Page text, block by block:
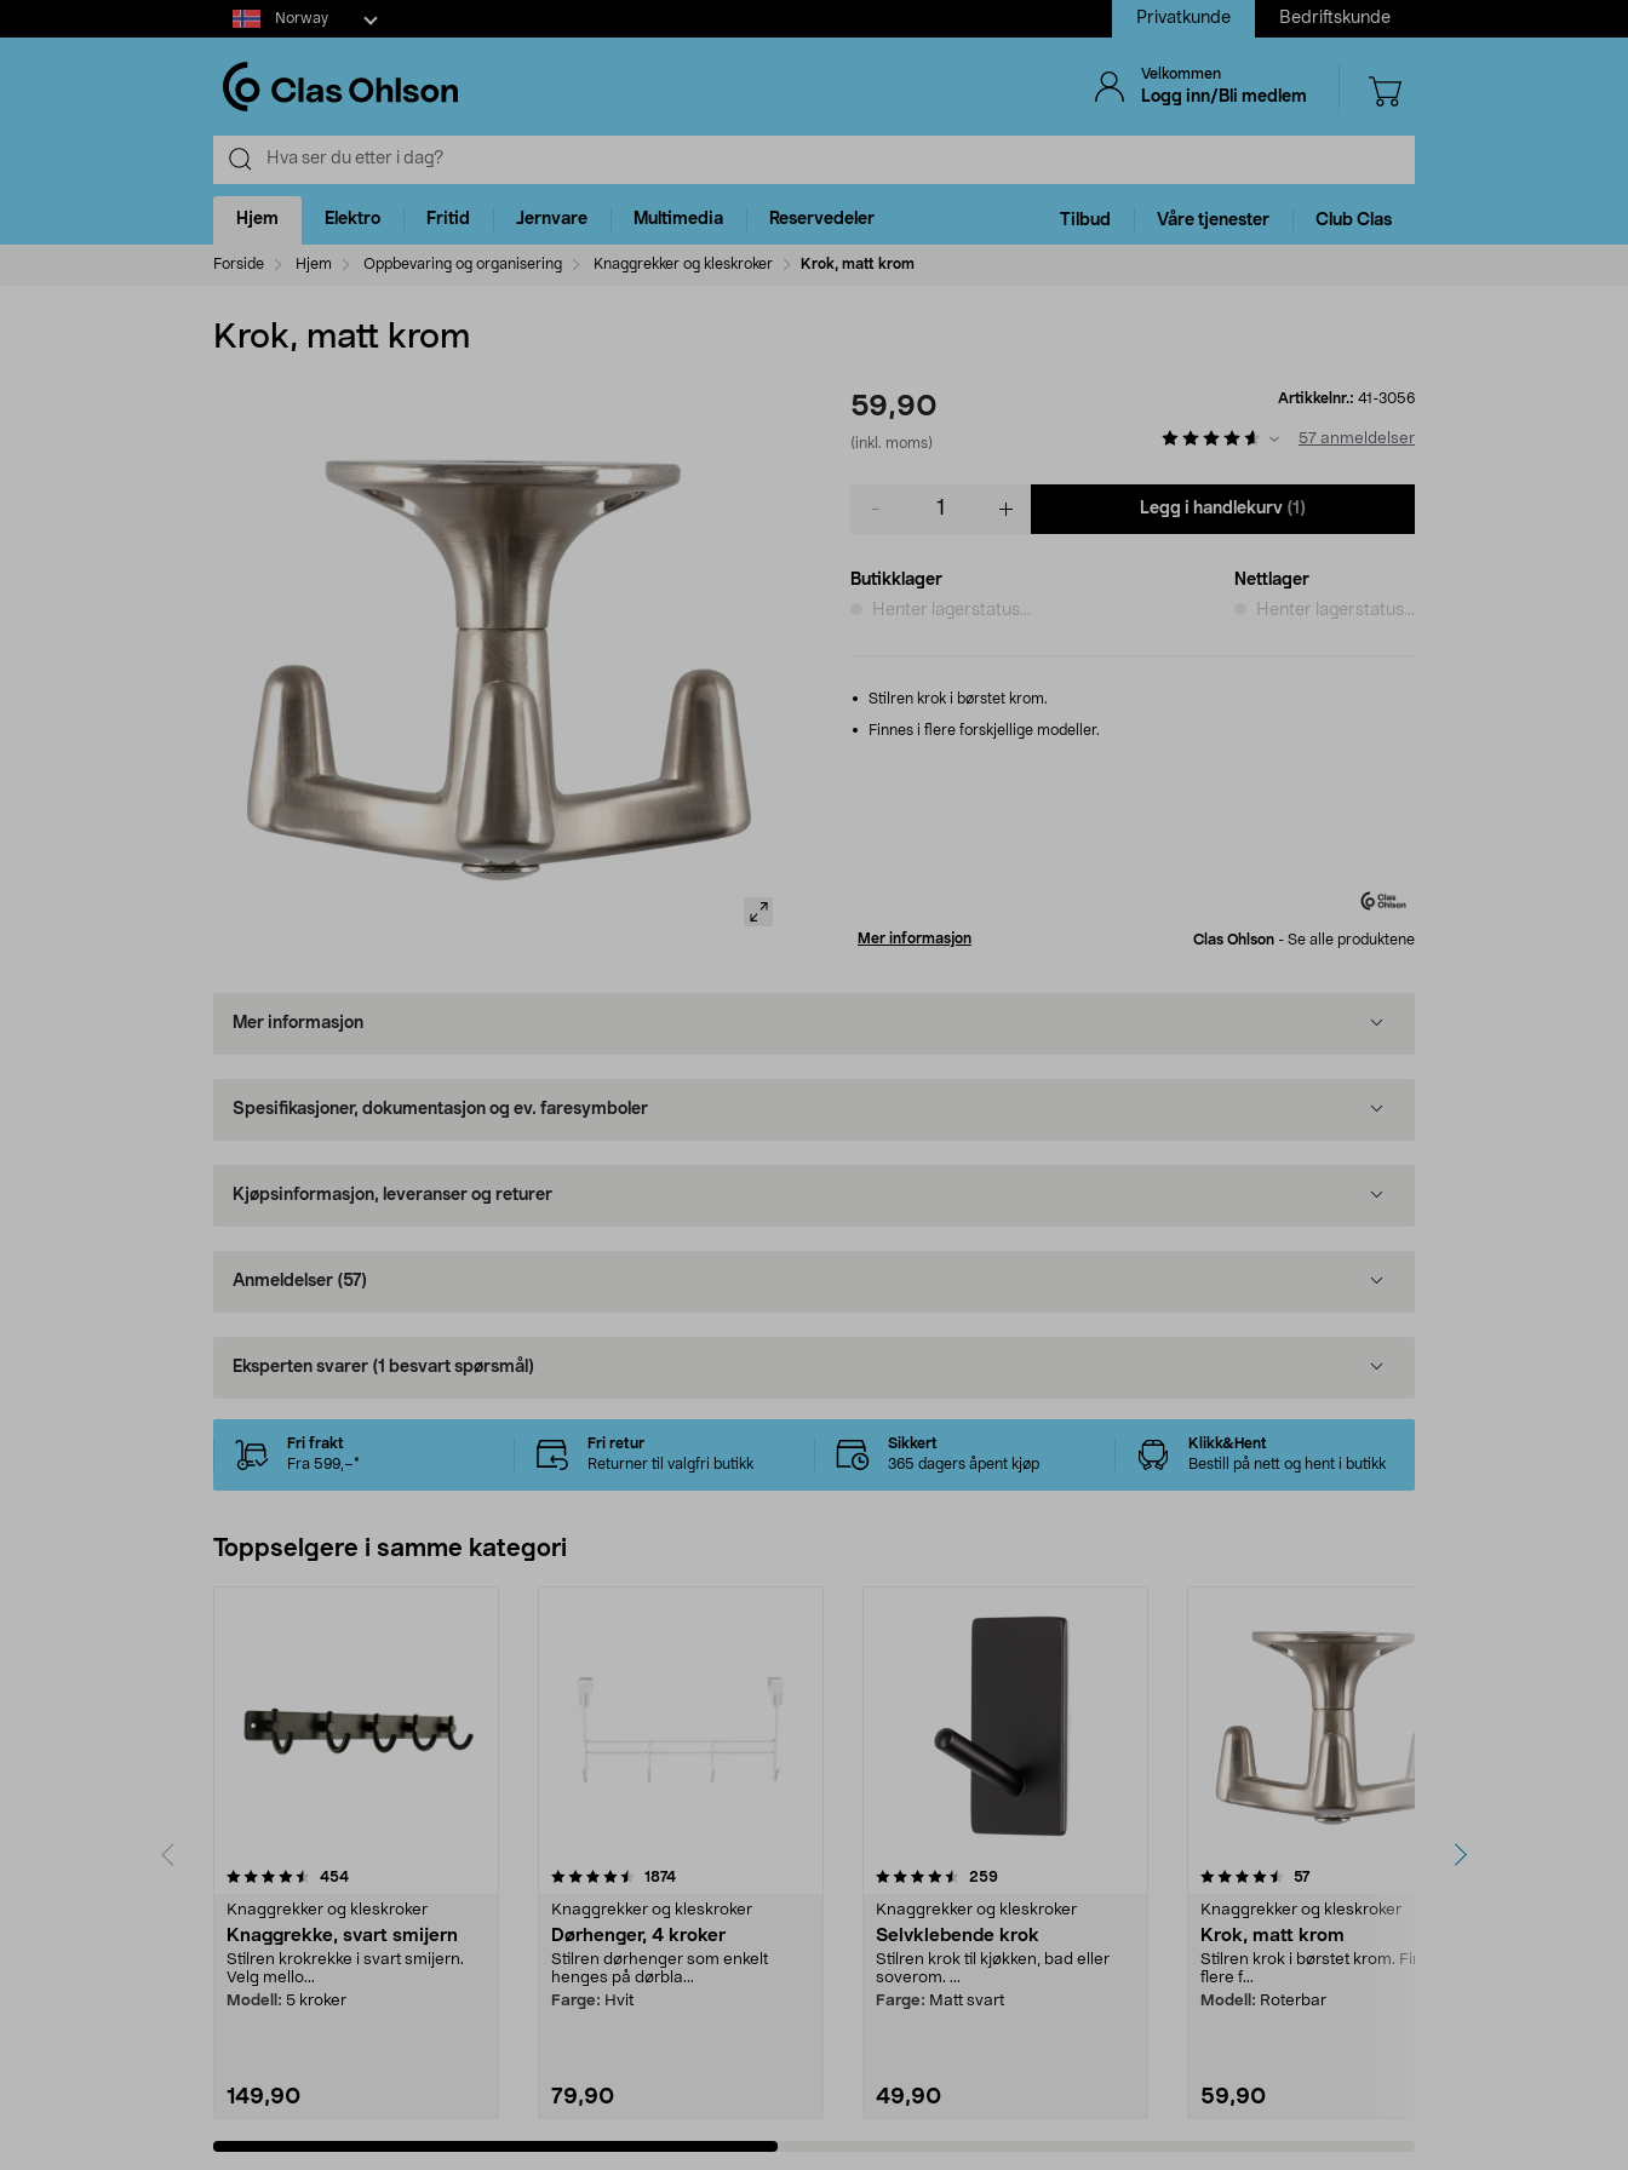
Select
market
Norway Privatkunde Bedriftskunde
Velkommen
Logg inn/Bli medlem
Hjem Elektro Fritid Jernvare Multimedia Reservedeler Tilbud Våre tjenester Club Clas
Forside Hjem Oppbevaring og organisering Knaggrekker og kleskroker Krok, matt krom
Krok, matt krom
59,90
(inkl. moms)
Artikkelnr.: 41-3056
57 anmeldelser
Legg i handlekurv (1)
Butikklager
Henter lagerstatus...
Nettlager
Henter lagerstatus...
Stilren krok i børstet krom.
Finnes i flere forskjellige modeller.
Mer informasjon Clas Ohlson - Se alle produktene
Mer informasjon
Spesifikasjoner, dokumentasjon og ev. faresymboler
Kjøpsinformasjon, leveranser og returer
Anmeldelser (57)
Eksperten svarer (1 besvart spørsmål)
Fri frakt
Fra 599,–*
Fri retur
Returner til valgfri butikk
Sikkert
365 dagers åpent kjøp
Klikk&Hent
Bestill på nett og hent i butikk
Toppselgere i samme kategori
454anmeldelser
Knaggrekker og kleskroker
Knaggrekke, svart smijern
Stilren krokrekke i svart smijern.
Velg mello...
Modell: 5 kroker
149,90
4.5 av 5 stjerner 1874anmeldelser
Knaggrekker og kleskroker
Dørhenger, 4 kroker
Stilren dørhenger som enkelt
henges på dørbla...
Farge: Hvit
79,90
4.5 av 5 stjerner 259anmeldelser
Knaggrekker og kleskroker
Selvklebende krok
Stilren krok til kjøkken, bad eller
soverom. ...
Farge: Matt svart
49,90
4.5 av 5 stjerner 57anmeldelser
Knaggrekker og kleskroker
Krok, matt krom
Stilren krok i børstet krom. Finnes i
flere f...
Modell: Roterbar
59,90
4.5 av 5 stjerner